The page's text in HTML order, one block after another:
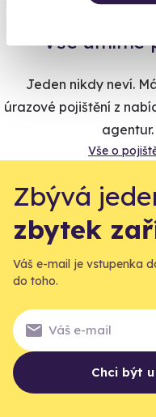
Vše umíme
Jeden nikdy neví.
úrazové pojištění z
agentur.
Vše o
Zbývá
zbytek
Váš e-mail je vstupenka
do toho.
Chci být